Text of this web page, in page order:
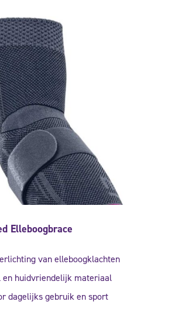
Elleboogbrace
van elleboogklachten
huidvriendelijk materiaal
dagelijks gebruik en sport